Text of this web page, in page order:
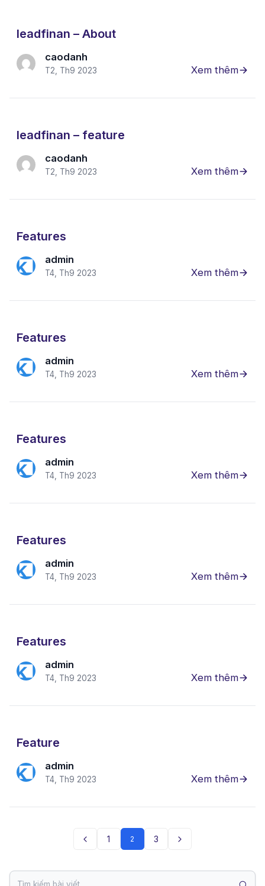
leadfinan – About
caodanh
T2, Th9 2023 Xem thêm
leadfinan – feature
caodanh
T2, Th9 2023 Xem thêm
Features
admin
T4, Th9 2023 Xem thêm
Features
admin
T4, Th9 2023 Xem thêm
Features
admin
T4, Th9 2023 Xem thêm
Features
admin
T4, Th9 2023 Xem thêm
Features
admin
T4, Th9 2023 Xem thêm
Feature
admin
T4, Th9 2023 Xem thêm
1 2 3